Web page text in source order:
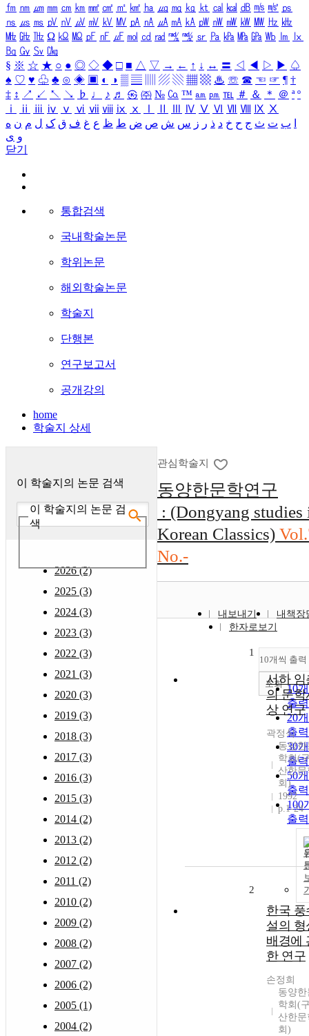
㎙ ㎚ ㎛ ㎜ ㎝ ㎞ ㎟ ㎠ ㎡ ㎢ ㏊ ㎍ ㎎ ㎏ ㏏ ㎈ ㎉ ㏈ ㎧ ㎨ ㎰
㎱ ㎲ ㎳ ㎴ ㎵ ㎶ ㎷ ㎸ ㎹ ㎀ ㎁ ㎂ ㎃ ㎄ ㎺ ㎻ ㎽ ㎾ ㎿ ㎐ ㎑
㎒ ㎓ ㎔ Ω ㏀ ㏁ ㎊ ㎋ ㎌ ㏖ ㏅ ㎭ ㎮ ㎯ ㏛ ㎩ ㎪ ㎫ ㎬ ㏝ ㏐
㏓
㏃ ㏉ ㏜ ㏆
§ ※ ☆ ★ ○ ● ◎ ◇ ◆ □ ■ △ ▽ → ← ↑ ↓ ↔ 〓 ◁ ◀ ▷ ▶ ♤
♠ ♡ ♥ ♧ ♣ ⊙ ◈ ▣ ◐ ◑ ▒ ▤ ▨ ▧ ▦ ▩ ♨ ☏ ☎ ☜ ☞ ¶ †
‡ ↕ ↗ ↙ ↖ ↘ ♭ ♩ ♪ ♬ ㉿ ㈜ № ㏇ ™ ㏂ ㏘ ℡ ＃ ＆ ＊ ＠ ª º
ⅰ
ⅱ ⅲ ⅳ ⅴ ⅵ ⅶ ⅷ ⅸ ⅹ Ⅳ Ⅴ Ⅵ Ⅶ Ⅷ Ⅸ Ⅹ
ب ت ث ج ح خ د ذ ر ز س ش ص ض ط ظ ع غ ف ق ک ل م ن ه
و ی
닫기
통합검색
국내학술논문
학위논문
해외학술논문
학술지
단행본
연구보고서
공개강의
home
학술지 상세
이 학술지의 논문 검색
이 학술지의 논문 검
색
2026 (2)
2025 (3)
2024 (3)
2023 (3)
2022 (3)
2021 (3)
2020 (3)
2019 (3)
2018 (3)
2017 (3)
2016 (3)
2015 (3)
2014 (2)
2013 (2)
2012 (2)
2011 (2)
2010 (2)
2009 (2)
2008 (2)
2007 (2)
2006 (2)
2005 (1)
2004 (2)
관심학술지
동양한문학연구
: (Dongyang studies
Korean Classics)
No.-
내보내기
내책장
한자로보기
10개씩 출력
10
출력
20
출력
30
출력
50
출력
100
출력
조회
1
서하 임
의 문학
상 연구
곽정식
동양한
학회(
산한문
회)
1992
p.1-24
2
한국 풍
설의 형
배경에
한 연구
손정희
동양한
학회(
산한문
회)